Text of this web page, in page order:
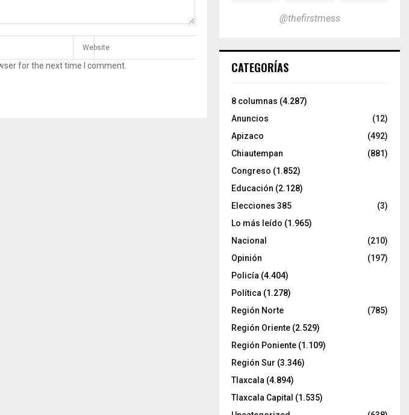
for the next time I comment.
@thefirstmess
CATEGORÍAS
8 columnas (4.287)
Anuncios
(12)
Apizaco
(492)
Chiautempan
(881)
Congreso (1.852)
Educación (2.128)
Elecciones 385
(3)
Lo más leído (1.965)
Nacional
(210)
Opinión
(197)
Policía (4.404)
Política (1.278)
Región Norte
(785)
Región Oriente (2.529)
Región Poniente (1.109)
Región Sur (3.346)
Tlaxcala (4.894)
Tlaxcala Capital (1.535)